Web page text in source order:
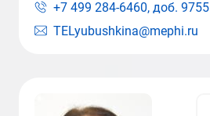
TELyubushkina@mephi.ru
+7 499 284-6460, доб. 9755